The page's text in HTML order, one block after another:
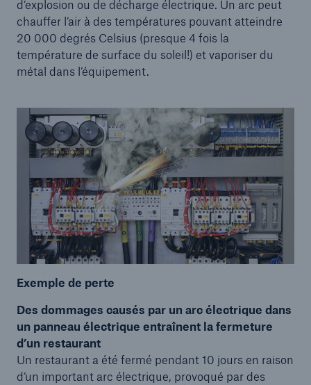
d’explosion ou de décharge électrique. Un arc peut
chauffer l’air à des températures pouvant atteindre
20 000 degrés Celsius (presque 4 fois la
température de surface du soleil!) et vaporiser du
métal dans l’équipement.
Exemple de perte
Des dommages causés par un arc électrique dans
un panneau électrique entraînent la fermeture
d’un restaurant
Un restaurant a été fermé pendant 10 jours en raison
d’un important arc électrique, provoqué par des